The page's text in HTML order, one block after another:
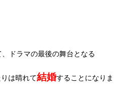
ドラマの最後の舞台となる
は晴れて結婚することになりま